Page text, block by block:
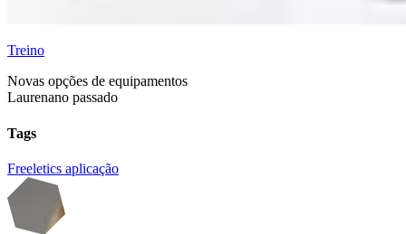
Treino
Novas opções de equipamentos
Laurenano passado
Tags
Freeletics aplicação